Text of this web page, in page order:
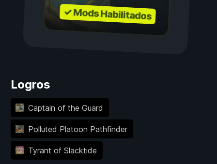
✓ Mods Habilitados
Logros
Captain of the Guard
Polluted Platoon Pathfinder
Tyrant of Slacktide